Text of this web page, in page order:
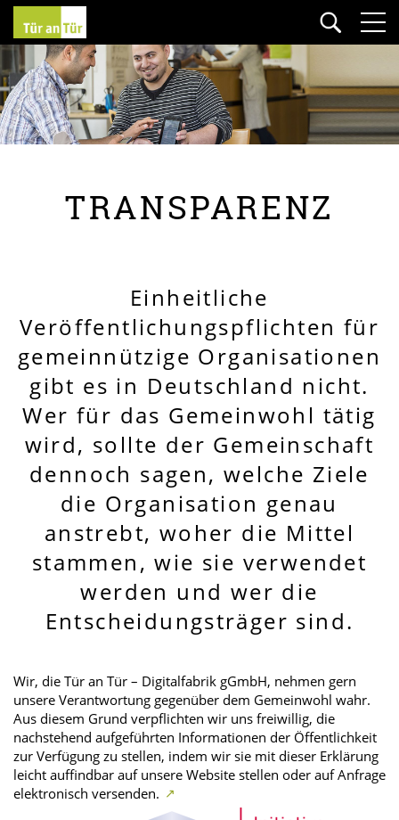
TRANSPARENZ
Einheitliche
Veröffentlichungspflichten für
gemeinnützige Organisationen
gibt es in Deutschland nicht.
Wer für das Gemeinwohl tätig
wird, sollte der Gemeinschaft
dennoch sagen, welche Ziele
die Organisation genau
anstrebt, woher die Mittel
stammen, wie sie verwendet
werden und wer die
Entscheidungsträger sind.
Wir, die Tür an Tür – Digitalfabrik gGmbH, nehmen gern
unsere Verantwortung gegenüber dem Gemeinwohl wahr.
Aus diesem Grund verpflichten wir uns freiwillig, die
nachstehend aufgeführten Informationen der Öffentlichkeit
zur Verfügung zu stellen, indem wir sie mit dieser Erklärung
leicht auffindbar auf unsere Website stellen oder auf Anfrage
elektronisch versenden.